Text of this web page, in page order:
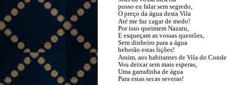
posso eu falar sem segredo,
O preço da água desta Vila
Até me faz cagar de medo!
Por isso queimem Nazaru,
E esqueçam as vossas questões,
Sem dinheiro para a água
beberão estas lições!
Assim, aos habitantes de Vila do Conde
Vou deixar sem mais esperas,
Uma garrafinha de água
Para estas secas severas!